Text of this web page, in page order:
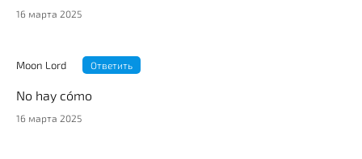
16 марта 2025
Moon Lord Ответить
No hay cómo
16 марта 2025